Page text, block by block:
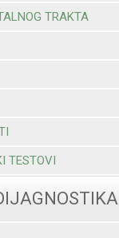
TRAKTA
TESTOVI